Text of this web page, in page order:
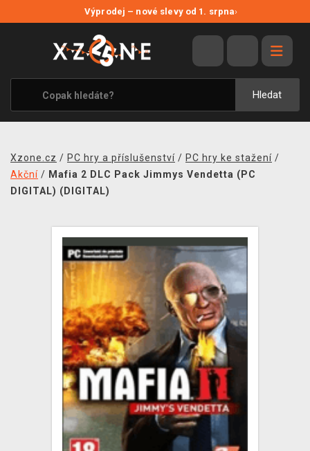
Výprodej – nové slevy od 1. srpna›
Hledat
VÝPRODEJ
VIDEOHRY
XZONE ORIGINALS
TÉMATIKY
MERCHANDISE
KONTAKT
PRODEJNY
DOPRAVA
XZONE KLUB
TCG & BOARDGAME HUB
VÝKUP HER (BAZAR)
Xzone.cz / PC hry a příslušenství / PC hry ke stažení /
Akční / Mafia 2 DLC Pack Jimmys Vendetta (PC
DIGITAL) (DIGITAL)